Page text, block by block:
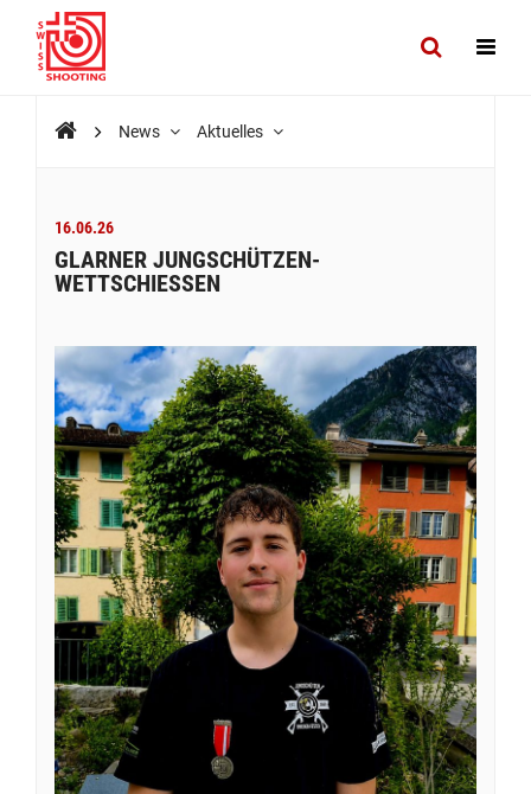
News Aktuelles
16.06.26
GLARNER JUNGSCHÜTZEN-
WETTSCHIESSEN